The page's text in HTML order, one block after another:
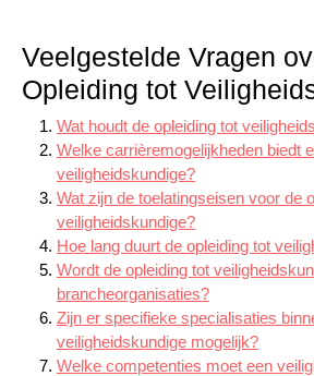
Veelgestelde Vragen
Opleiding tot
Wat houdt de opleiding tot
Welke carrièremogelijkheden biedt
veiligheidskundige?
Wat zijn de toelatingseisen voor de
veiligheidskundige?
Hoe lang duurt de opleiding tot
Wordt de opleiding tot
brancheorganisaties?
Zijn er specifieke specialisaties
veiligheidskundige mogelijk?
Welke competenties moet een